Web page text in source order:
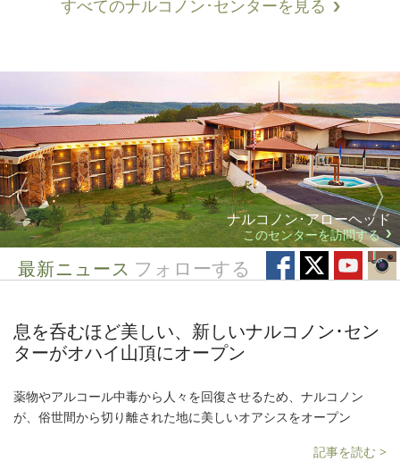
すべてのナルコノン･センターを見る
ナルコノン･アローヘッド
このセンターを訪問する
フォローする
最新ニュース
息を呑むほど美しい、新しいナルコノン･セン
ターがオハイ山頂にオープン
薬物やアルコール中毒から人々を回復させるため、ナルコノン
が、俗世間から切り離された地に美しいオアシスをオープン
記事を読む >